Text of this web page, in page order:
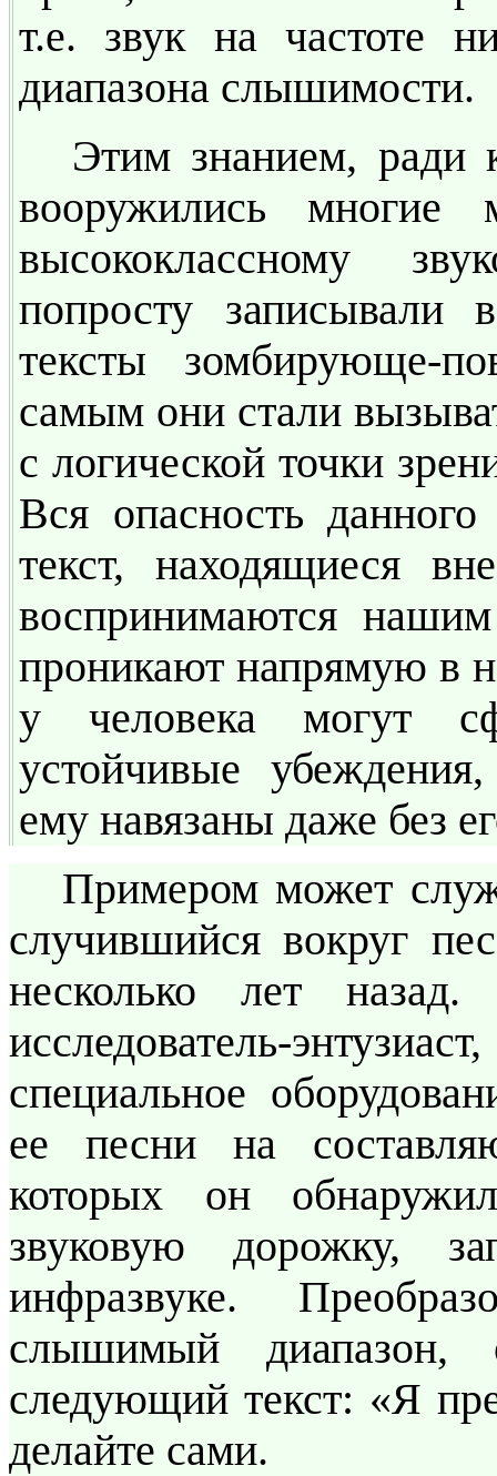
т.е. звук на частоте
диапазона слышимости.
Этим знанием, ради
вооружились
высококлассному
попросту записывали
тексты зомбирующе-
самым они стали
с логической точки
Вся опасность
текст, находящиеся
воспринимаются
проникают напрямую в
у человека могут
устойчивые
ему навязаны даже без
Примером может
случившийся вокруг
несколько лет
исследователь-
специальное
ее песни на
которых он
звуковую дорожку,
инфразвуке.
слышимый диапазон,
следующий текст: «Я
делайте сами.